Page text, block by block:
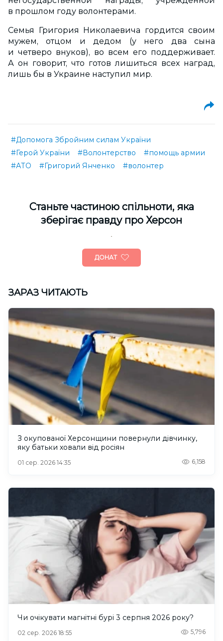
в прошлом году волонтерами.
Семья Григория Николаевича гордится своим
мужем, отцом и дедом (у него два сына
и четверо внуков), во всем его поддерживает.
А он говорит, что готов лишиться всех наград,
лишь бы в Украине наступил мир.
#Допомога Збройним силам України
#Герой України
#Волонтерство
#помощь армии
#АТО
#Григорий Янченко #волонтер
Cтаньте частиною спільноти, яка
зберігає правду про Херсон
ДОНАТ
ЗАРАЗ ЧИТАЮТЬ
З окупованої Херсонщини повернули дівчинку,
яку батьки ховали від росіян
01 сер. 2026 14:35 6,158
Чи очікувати магнітні бурі 3 серпня 2026 року?
02 сер. 2026 18:55 5,796